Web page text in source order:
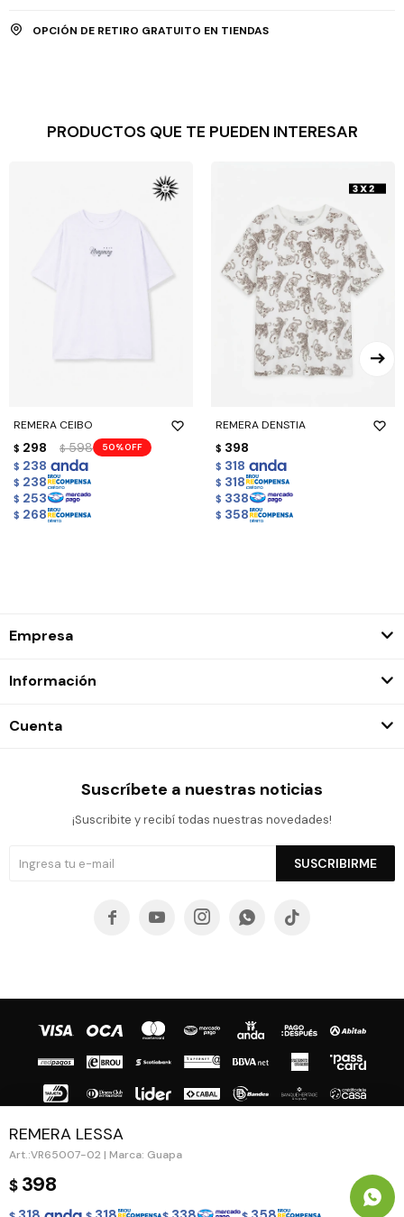
REMERA LESSA
VR65007-02 | Marca: Guapa
$ 398
OPCIÓN DE RETIRO GRATUITO EN TIENDAS
PRODUCTOS QUE TE PUEDEN INTERESAR
REMERA CEIBO
$ 298 $ 598 50
$ 238
$ 238
$ 253
$ 268
REMERA DENSTIA
$ 398
$ 318
$ 318
$ 338
$ 358
Empresa
Información
Cuenta
Suscríbete a nuestras noticias
¡Suscribite y recibí todas nuestras novedades!
SUSCRIBIRME
    